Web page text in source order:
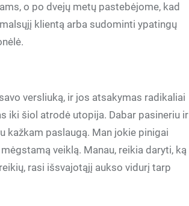
o po dvejų metų pastebėjome, kad
klientą arba sudominti ypatingų
versliuką, ir jos atsakymas radikaliai
iki šiol atrodė utopija. Dabar pasineriu ir
kažkam paslaugą. Man jokie pinigai
veiklą. Manau, reikia daryti, ką
rasi išsvajotąjį aukso vidurį tarp